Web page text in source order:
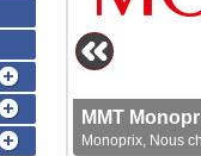
MMT
Monoprix, Nous